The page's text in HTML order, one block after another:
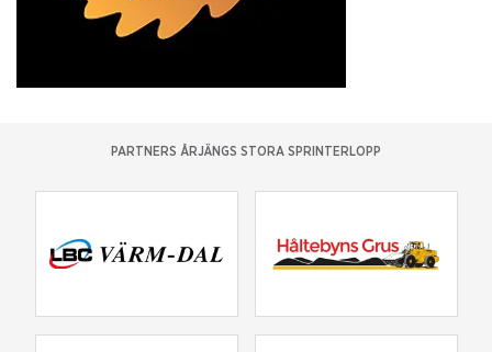
PARTNERS ÅRJÄNGS STORA SPRINTERLOPP